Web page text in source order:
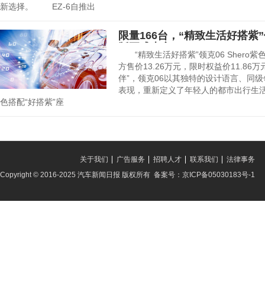
新选择。 EZ-6自推出
限量166台，“精致生活好搭紫
版正式上市
“精致生活好搭紫”领克06 Shero紫
方售价13.26万元，限时权益价11.86万
伴”，领克06以其独特的设计语言、同
表现，重新定义了年轻人的都市出行生
色搭配“好搭紫”座
法律事务
联系我们
招聘人才
广告服务
关于我们
Copyright © 2016-2025 汽车新闻日报 版权所有 备案号：京ICP备05030183号-1